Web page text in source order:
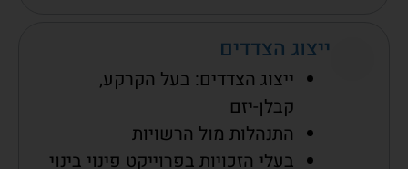
ייצוג הצדדים
ייצוג הצדדים: בעל הקרקע,
קבלן-יזם
התנהלות מול הרשויות
בעלי הזכויות בפרוייקט פינוי בינוי